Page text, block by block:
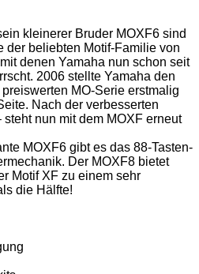
kleinerer Bruder MOXF6 sind
der beliebten Motif-Familie von
denen Yamaha nun schon seit
2006 stellte Yamaha den
MO-Serie erstmalig
Nach der verbesserten
nun mit dem MOXF erneut
MOXF6 gibt es das 88-Tasten-
Der MOXF8 bietet
Motif XF zu einem sehr
die Hälfte!